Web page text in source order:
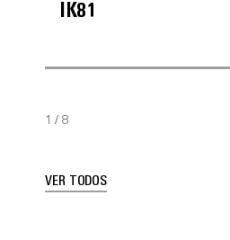
IK81
1 / 8
VER TODOS